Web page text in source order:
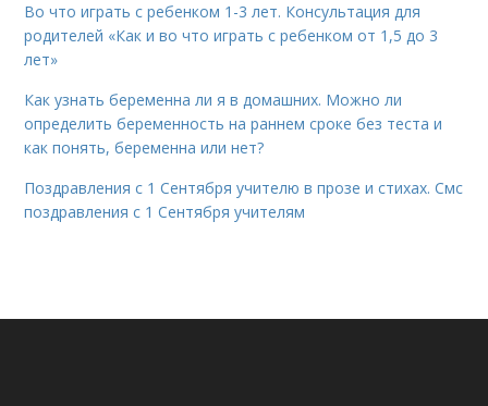
Во что играть с ребенком 1-3 лет. Консультация для
родителей «Как и во что играть с ребенком от 1,5 до 3
лет»
Как узнать беременна ли я в домашних. Можно ли
определить беременность на раннем сроке без теста и
как понять, беременна или нет?
Поздравления с 1 Сентября учителю в прозе и стихах. Смс
поздравления с 1 Сентября учителям